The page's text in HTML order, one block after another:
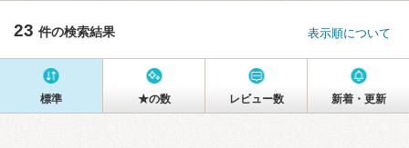
23 件の検索結果 表示順について
標準 ★の数 レビュー数 新着・更新